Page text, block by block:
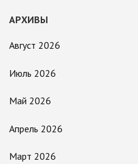
АРХИВЫ
Август 2026
Июль 2026
Май 2026
Апрель 2026
Март 2026